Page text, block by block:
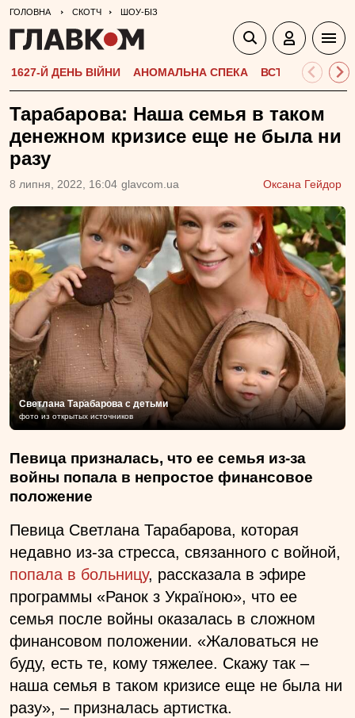
ГОЛОВНА СКОТЧ ШОУ-БІЗ
1627-Й ДЕНЬ ВІЙНИ АНОМАЛЬНА СПЕКА ВСТУПНА
Тарабарова: Наша семья в таком
денежном кризисе еще не была ни
разу
8 липня, 2022, 16:04 glavcom.ua Оксана Гейдор
Светлана Тарабарова с детьми
фото из открытых источников
Певица призналась, что ее семья из-за
войны попала в непростое финансовое
положение
Певица Светлана Тарабарова, которая
недавно из-за стресса, связанного с войной,
попала в больницу, рассказала в эфире
программы «Ранок з Україною», что ее
семья после войны оказалась в сложном
финансовом положении. «Жаловаться не
буду, есть те, кому тяжелее. Скажу так –
наша семья в таком кризисе еще не была ни
разу», – призналась артистка.